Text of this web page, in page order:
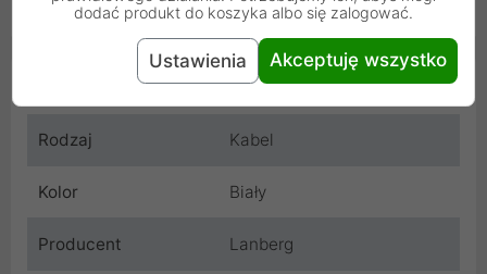
Cechy produktu
Rodzaj Kabel
Kolor Biały
Producent Lanberg
dodać produkt do koszyka albo się zalogować.
Ustawienia Akceptuję wszystko